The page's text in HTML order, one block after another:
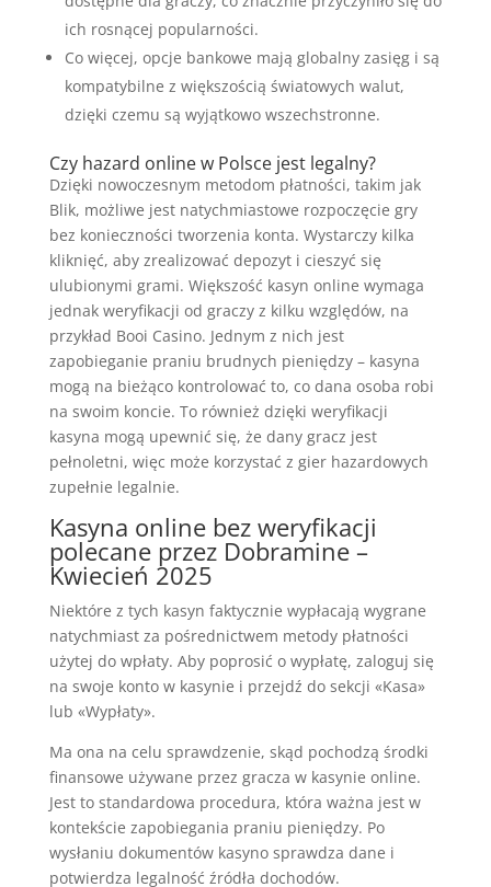
ich rosnącej popularności.
Co więcej, opcje bankowe mają globalny zasięg i są
kompatybilne z większością światowych walut,
dzięki czemu są wyjątkowo wszechstronne.
Czy hazard online w Polsce jest legalny?
Dzięki nowoczesnym metodom płatności, takim jak
Blik, możliwe jest natychmiastowe rozpoczęcie gry
bez konieczności tworzenia konta. Wystarczy kilka
kliknięć, aby zrealizować depozyt i cieszyć się
ulubionymi grami. Większość kasyn online wymaga
jednak weryfikacji od graczy z kilku względów, na
przykład Booi Casino. Jednym z nich jest
zapobieganie praniu brudnych pieniędzy – kasyna
mogą na bieżąco kontrolować to, co dana osoba robi
na swoim koncie. To również dzięki weryfikacji
kasyna mogą upewnić się, że dany gracz jest
pełnoletni, więc może korzystać z gier hazardowych
zupełnie legalnie.
Kasyna online bez weryfikacji
polecane przez Dobramine –
Kwiecień 2025
Niektóre z tych kasyn faktycznie wypłacają wygrane
natychmiast za pośrednictwem metody płatności
użytej do wpłaty. Aby poprosić o wypłatę, zaloguj się
na swoje konto w kasynie i przejdź do sekcji «Kasa»
lub «Wypłaty».
Ma ona na celu sprawdzenie, skąd pochodzą środki
finansowe używane przez gracza w kasynie online.
Jest to standardowa procedura, która ważna jest w
kontekście zapobiegania praniu pieniędzy. Po
wysłaniu dokumentów kasyno sprawdza dane i
potwierdza legalność źródła dochodów.